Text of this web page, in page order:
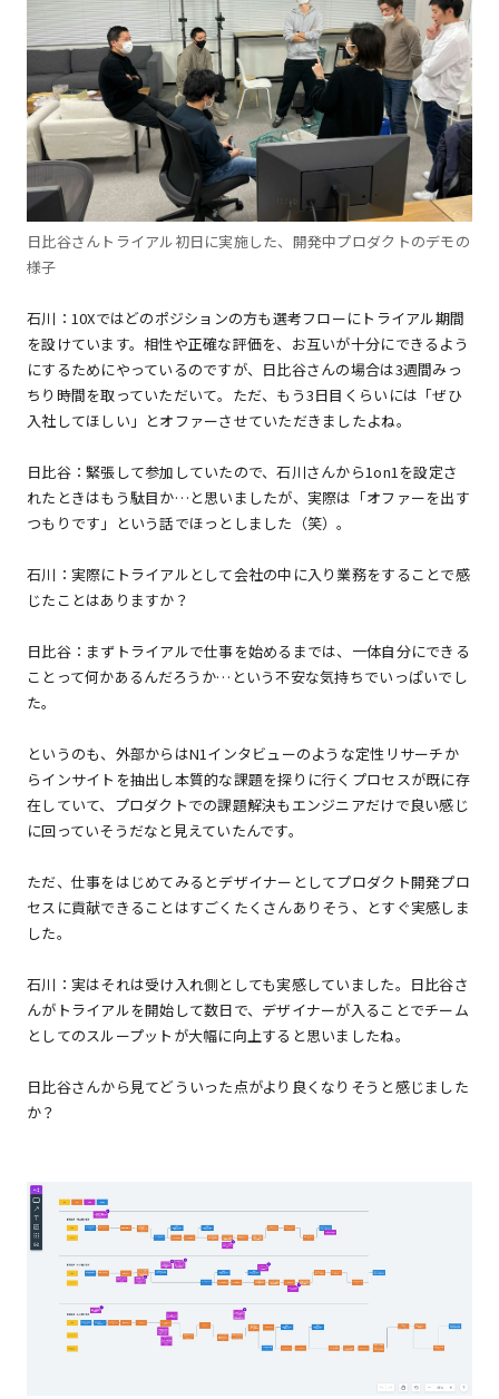
日比谷さんトライアル初日に実施した、開発中プロダクトのデモの
様子
石川：10Xではどのポジションの方も選考フローにトライアル期間
を設けています。相性や正確な評価を、お互いが十分にできるよう
にするためにやっているのですが、日比谷さんの場合は3週間みっ
ちり時間を取っていただいて。ただ、もう3日目くらいには「ぜひ
入社してほしい」とオファーさせていただきましたよね。
日比谷：緊張して参加していたので、石川さんから1on1を設定さ
れたときはもう駄目か…と思いましたが、実際は「オファーを出す
つもりです」という話でほっとしました（笑）。
石川：実際にトライアルとして会社の中に入り業務をすることで感
じたことはありますか？
日比谷：まずトライアルで仕事を始めるまでは、一体自分にできる
ことって何かあるんだろうか…という不安な気持ちでいっぱいでし
た。
というのも、外部からはN1インタビューのような定性リサーチか
らインサイトを抽出し本質的な課題を探りに行くプロセスが既に存
在していて、プロダクトでの課題解決もエンジニアだけで良い感じ
に回っていそうだなと見えていたんです。
ただ、仕事をはじめてみるとデザイナーとしてプロダクト開発プロ
セスに貢献できることはすごくたくさんありそう、とすぐ実感しま
した。
石川：実はそれは受け入れ側としても実感していました。日比谷さ
んがトライアルを開始して数日で、デザイナーが入ることでチーム
としてのスループットが大幅に向上すると思いましたね。
日比谷さんから見てどういった点がより良くなりそうと感じました
か？